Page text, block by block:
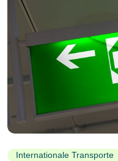
Internationale Transporte